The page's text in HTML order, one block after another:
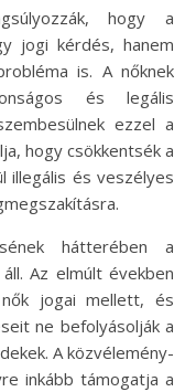
hogy a
jogi kérdés, hanem
is. A nőknek
és legális
ezzel a
hogy csökkentsék a
illegális és veszélyes
hátterében a
Az elmúlt években
jogai mellett, és
ne befolyásolják a
A közvélemény-
inkább támogatja a